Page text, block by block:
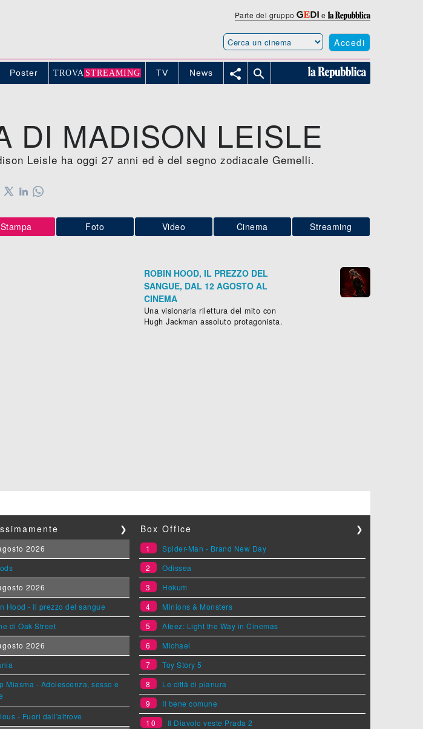
Parte del gruppo e
Accedi
Poster TROVA STREAMING TV News  
DI MADISON LEISLE
Leisle ha oggi 27 anni ed è del segno zodiacale Gemelli.
Stampa Foto Video Cinema Streaming
ROBIN HOOD, IL PREZZO DEL
SANGUE, DAL 12 AGOSTO AL
CINEMA
Una visionaria rilettura del mito con
Hugh Jackman assoluto protagonista.
❯
2026
2026
Hood - Il prezzo del sangue
di Oak Street
2026
Miasma - Adolescenza, sesso e
- Fuori dall'altrove
Box Office ❯
1
Spider-Man - Brand New Day
2
Odissea
3
Hokum
4
Minions & Monsters
5
Ateez: Light the Way in Cinemas
6
Michael
7
Toy Story 5
8
Le città di pianura
9
Il bene comune
10
Il Diavolo veste Prada 2